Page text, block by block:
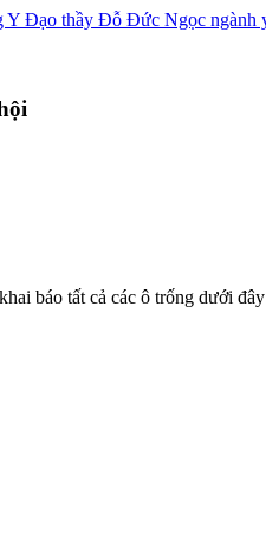
báo tất cả các ô trống dưới đây